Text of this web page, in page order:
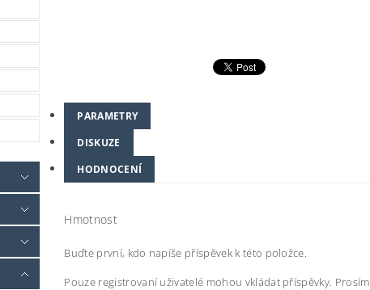
PARAMETRY
DISKUZE
HODNOCENÍ
Hmotnost
Buďte první, kdo napíše příspěvek k této položce.
Pouze registrovaní uživatelé mohou vkládat příspěvky. Prosím